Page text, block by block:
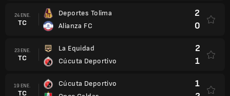
24 ENE.
TC
Deportes Tolima
Alianza FC
2
0
23 ENE.
TC
La Equidad
Cúcuta Deportivo
2
1
19 ENE.
TC
Cúcuta Deportivo
1